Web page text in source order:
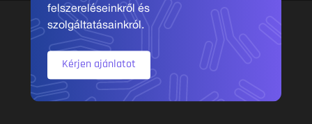
felszereléseinkről és
szolgáltatásainkról.
Kérjen ajánlatot